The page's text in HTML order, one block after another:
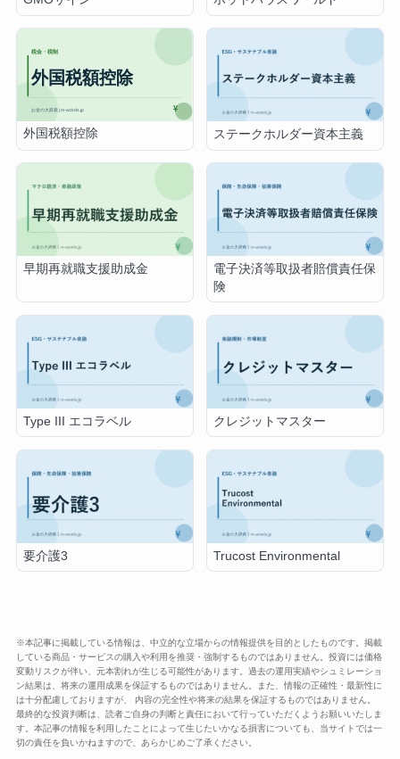
外国税額控除 ステークホルダー資本主義
早期再就職支援助成金
電子決済等取扱者賠償責任保
険
Type III エコラベル クレジットマスター
要介護3 Trucost Environmental
※本記事に掲載している情報は、中立的な立場からの情報提供を目的としたものです。掲載
している商品・サービスの購入や利用を推奨・強制するものではありません。投資には価格
変動リスクが伴い、元本割れが生じる可能性があります。過去の運用実績やシュミレーショ
ン結果は、将来の運用成果を保証するものではありません。また、情報の正確性・最新性に
は十分配慮しておりますが、 内容の完全性や将来の結果を保証するものではありません。
最終的な投資判断は、読者ご自身の判断と責任において行っていただくようお願いいたしま
す。本記事の情報を利用したことによって生じたいかなる損害についても、当サイトでは一
切の責任を負いかねますので、あらかじめご了承ください。